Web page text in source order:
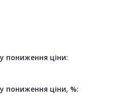
пониження ціни:
пониження ціни, %: